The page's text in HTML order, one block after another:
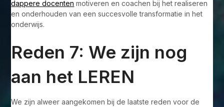
dappere docenten motiveren en coachen bij het realiseren
en onderhouden van een succesvolle transformatie in het
onderwijs.
Reden 7: We zijn nog
aan het LEREN
We zijn alweer aangekomen bij de laatste reden voor de